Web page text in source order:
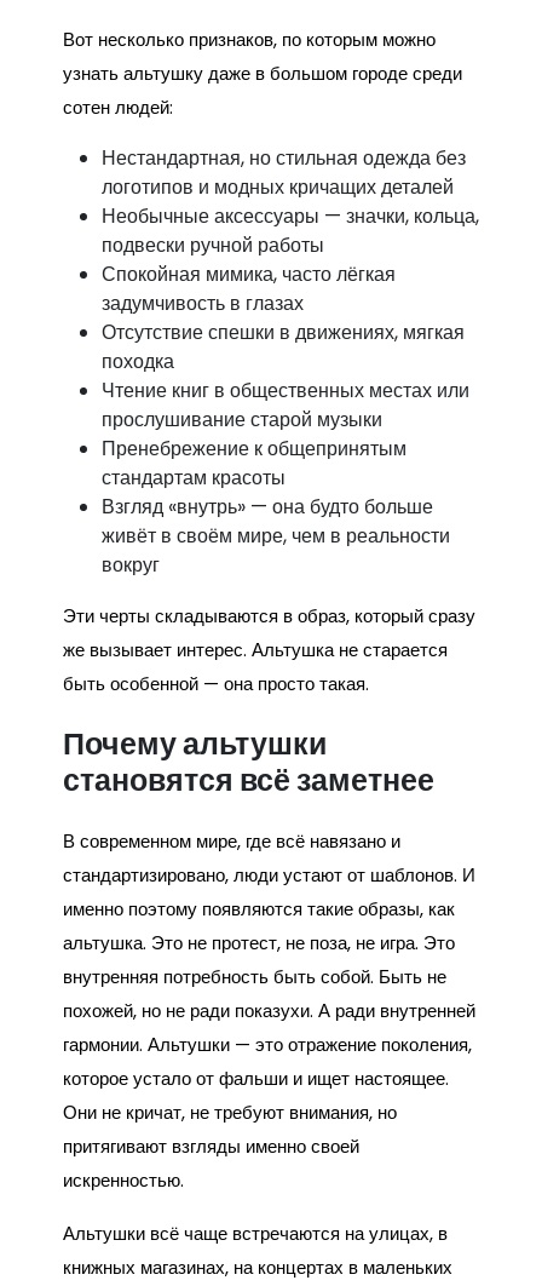
Вот несколько признаков, по которым можно
узнать альтушку даже в большом городе среди
сотен людей:
Нестандартная, но стильная одежда без
логотипов и модных кричащих деталей
Необычные аксессуары — значки, кольца,
подвески ручной работы
Спокойная мимика, часто лёгкая
задумчивость в глазах
Отсутствие спешки в движениях, мягкая
походка
Чтение книг в общественных местах или
прослушивание старой музыки
Пренебрежение к общепринятым
стандартам красоты
Взгляд «внутрь» — она будто больше
живёт в своём мире, чем в реальности
вокруг
Эти черты складываются в образ, который сразу
же вызывает интерес. Альтушка не старается
быть особенной — она просто такая.
Почему альтушки
становятся всё заметнее
В современном мире, где всё навязано и
стандартизировано, люди устают от шаблонов. И
именно поэтому появляются такие образы, как
альтушка. Это не протест, не поза, не игра. Это
внутренняя потребность быть собой. Быть не
похожей, но не ради показухи. А ради внутренней
гармонии. Альтушки — это отражение поколения,
которое устало от фальши и ищет настоящее.
Они не кричат, не требуют внимания, но
притягивают взгляды именно своей
искренностью.
Альтушки всё чаще встречаются на улицах, в
книжных магазинах, на концертах в маленьких